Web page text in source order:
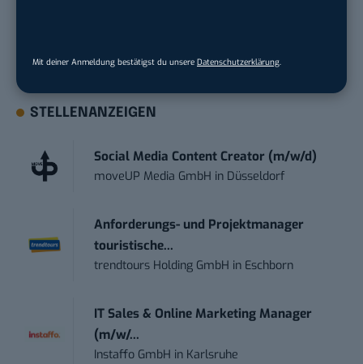
Mit deiner Anmeldung bestätigst du unsere Datenschutzerklärung.
kostenlos anmelden.
STELLENANZEIGEN
Social Media Content Creator (m/w/d)
moveUP Media GmbH in Düsseldorf
Anforderungs- und Projektmanager
touristische...
trendtours Holding GmbH in Eschborn
IT Sales & Online Marketing Manager
(m/w/...
Instaffo GmbH in Karlsruhe